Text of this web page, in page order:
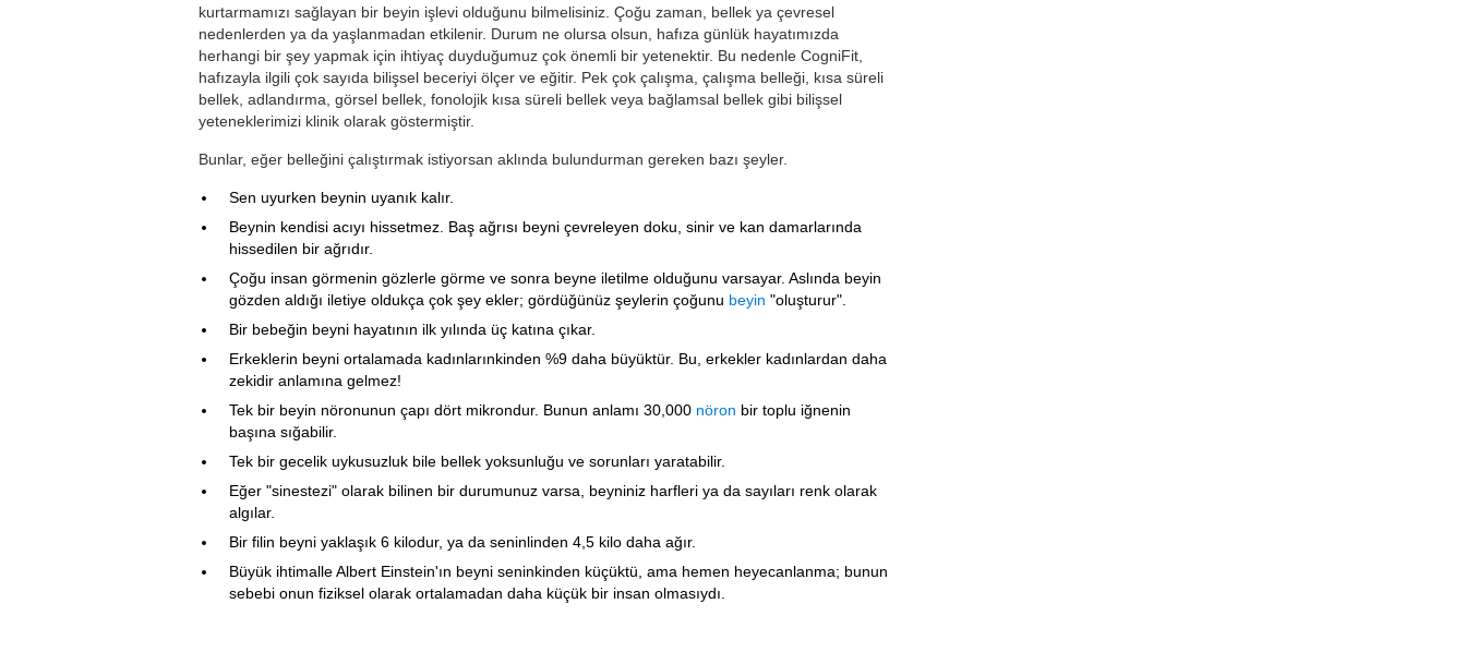
kurtarmamızı sağlayan bir beyin işlevi olduğunu bilmelisiniz. Çoğu zaman, bellek ya çevresel
nedenlerden ya da yaşlanmadan etkilenir. Durum ne olursa olsun, hafıza günlük hayatımızda
herhangi bir şey yapmak için ihtiyaç duyduğumuz çok önemli bir yetenektir. Bu nedenle CogniFit,
hafızayla ilgili çok sayıda bilişsel beceriyi ölçer ve eğitir. Pek çok çalışma, çalışma belleği, kısa süreli
bellek, adlandırma, görsel bellek, fonolojik kısa süreli bellek veya bağlamsal bellek gibi bilişsel
yeteneklerimizi klinik olarak göstermiştir.
Bunlar, eğer belleğini çalıştırmak istiyorsan aklında bulundurman gereken bazı şeyler.
Sen uyurken beynin uyanık kalır.
Beynin kendisi acıyı hissetmez. Baş ağrısı beyni çevreleyen doku, sinir ve kan damarlarında
hissedilen bir ağrıdır.
Çoğu insan görmenin gözlerle görme ve sonra beyne iletilme olduğunu varsayar. Aslında beyin
gözden aldığı iletiye oldukça çok şey ekler; gördüğünüz şeylerin çoğunu beyin "oluşturur".
Bir bebeğin beyni hayatının ilk yılında üç katına çıkar.
Erkeklerin beyni ortalamada kadınlarınkinden %9 daha büyüktür. Bu, erkekler kadınlardan daha
zekidir anlamına gelmez!
Tek bir beyin nöronunun çapı dört mikrondur. Bunun anlamı 30,000 nöron bir toplu iğnenin
başına sığabilir.
Tek bir gecelik uykusuzluk bile bellek yoksunluğu ve sorunları yaratabilir.
Eğer "sinestezi" olarak bilinen bir durumunuz varsa, beyniniz harfleri ya da sayıları renk olarak
algılar.
Bir filin beyni yaklaşık 6 kilodur, ya da seninlinden 4,5 kilo daha ağır.
Büyük ihtimalle Albert Einstein'ın beyni seninkinden küçüktü, ama hemen heyecanlanma; bunun
sebebi onun fiziksel olarak ortalamadan daha küçük bir insan olmasıydı.